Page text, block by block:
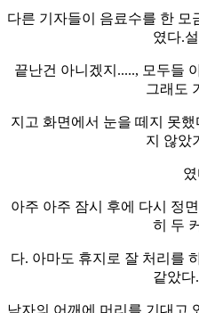
다른 기자들이 음료수를 한
였다.
끝난건 아니겠지....., 모두들
그래도
지고 화면에서 눈을 떼지 못
지 않았
아주 아주 잠시 후에 다시 정
히 두
다. 아마도 휴지로 잘 처리를
같았다
남자의 어깨에 머리를 기대고